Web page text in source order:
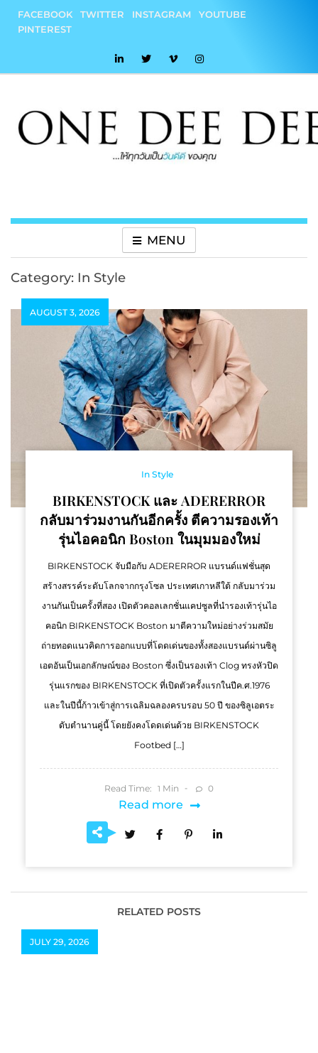
content
FACEBOOK TWITTER INSTAGRAM
YOUTUBE
PINTEREST
MENU
Category: In Style
AUGUST 3, 2026
In Style
BIRKENSTOCK และ ADERERROR
กลับมาร่วมงานกันอีกครั้ง ตีความรองเท้า
รุ่นไอคอนิก Boston ในมุมมองใหม่
BIRKENSTOCK จับมือกับ ADERERROR แบรนด์แฟชั่นสุด
สร้างสรรค์ระดับโลกจากกรุงโซล ประเทศเกาหลีใต้ กลับมาร่วม
งานกันเป็นครั้งที่สอง เปิดตัวคอลเลกชั่นแคปซูลที่นำรองเท้ารุ่นไอ
คอนิก BIRKENSTOCK Boston มาตีความใหม่อย่างร่วมสมัย
ถ่ายทอดแนวคิดการออกแบบที่โดดเด่นของทั้งสองแบรนด์ผ่านซิลู
เอตอันเป็นเอกลักษณ์ของ Boston ซึ่งเป็นรองเท้า Clog ทรงหัวปิด
รุ่นแรกของ BIRKENSTOCK ที่เปิดตัวครั้งแรกในปีค.ศ.1976
และในปีนี้ก้าวเข้าสู่การเฉลิมฉลองครบรอบ 50 ปี ของซิลูเอตระ
ดับตำนานคู่นี้ โดยยังคงโดดเด่นด้วย BIRKENSTOCK
Footbed […]
Read Time: 1 Min 0
Read more
RELATED POSTS
JULY 29, 2026